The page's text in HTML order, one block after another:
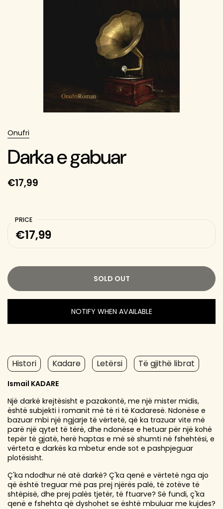
Onufri
Darka e gabuar
€17,99
PRICE
€17,99
SOLD OUT
NOTIFY WHEN AVAILABLE
Histori Kadare Letërsi Të gjithë librat
Ismail KADARE
Një darkë krejtësisht e pazakontë, me një mister midis,
është subjekti i romanit më të ri të Kadaresë. Ndonëse e
bazuar mbi një ngjarje të vërtetë, që ka trazuar vite më
parë një qytet të tërë, dhe ndonëse e hetuar për një kohë
tepër të gjatë, herë haptas e më së shumti në fshehtësi, e
vërteta e darkës ka mbetur ende sot e pashpjeguar
plotësisht.
Ç'ka ndodhur në atë darkë? Ç'ka qenë e vërtetë nga ajo
që është treguar më pas prej njërës palë, të zotëve të
shtëpisë, dhe prej palës tjetër, të ftuarve? Së fundi, ç'ka
qenë e fshehta që dyshohet se është mbuluar me kujdes?